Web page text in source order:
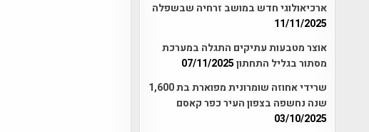
ארכיאולוגי חדש במושב זרחיה שבשפלה
11/11/2025
אוצר מטבעות עתיקים התגלה במערכת
מסתור בגליל התחתון07/11/2025
שרידי אחוזה שומרונית מפוארת בת 1,600
שנה נחשפה בצפון העיר כפר קאסם
03/10/2025